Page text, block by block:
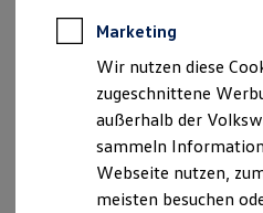
Sommer-Special
Reparatur,
Servicetermin
Service-Vorteile
Economy
Räder & Reifen
Ersatzfahrzeuge
Notdienst und
Software,
vw-nutzfahrzeuge-
+49 7431 93560
Marketing
Wir nutzen diese
zugeschnittene
außerhalb der
sammeln
Webseite nutzen,
meisten besuchen